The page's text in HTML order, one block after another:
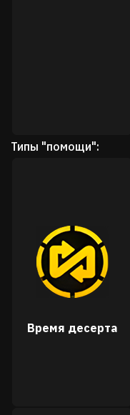
Типы "помощи":
Время десерта